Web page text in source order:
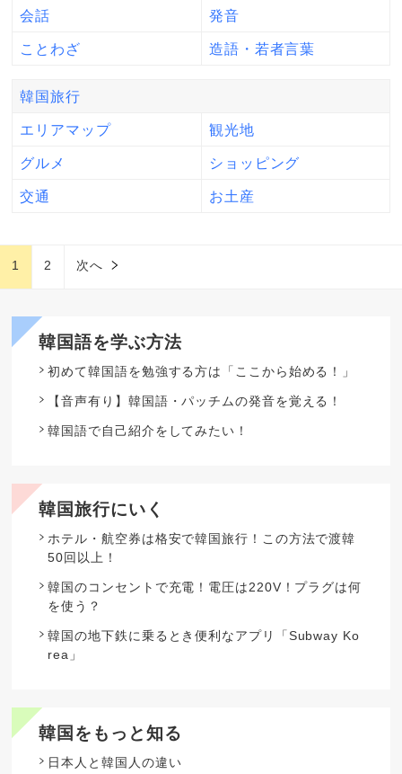
会話 発音
ことわざ 造語・若者言葉
韓国旅行
エリアマップ 観光地
グルメ ショッピング
交通 お土産
1 2 次へ
韓国語を学ぶ方法
初めて韓国語を勉強する方は「ここから始める！」
【音声有り】韓国語・パッチムの発音を覚える！
韓国語で自己紹介をしてみたい！
韓国旅行にいく
ホテル・航空券は格安で韓国旅行！この方法で渡韓
50回以上！
韓国のコンセントで充電！電圧は220V！プラグは何
を使う？
韓国の地下鉄に乗るとき便利なアプリ「Subway Ko
rea」
韓国をもっと知る
日本人と韓国人の違い